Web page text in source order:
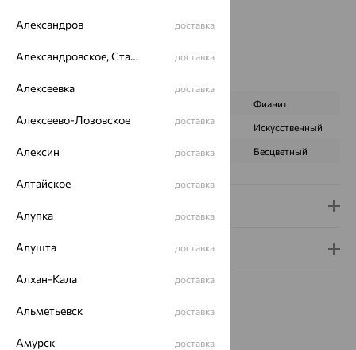
Цвет вставки:
Наименование цвета вставки:
Черный
Фианит
ПРОИСХОЖДЕНИЕ Синтетический Искусственный
ЦВЕТ Черный Бесцветный
Гарантия и возврат
Александров доставка
Александровское, Ставропольский край доставка
Алексеевка доставка
Алексеево-Лозовское доставка
Алексин доставка
Алтайское доставка
Алупка доставка
Алушта доставка
Алхан-Кала доставка
Альметьевск доставка
Амурск доставка